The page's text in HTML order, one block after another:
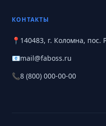
КОНТАКТЫ
📍 140483, г. Коломна, пос.
📧mail@faboss.ru
📞8 (800) 000-00-00